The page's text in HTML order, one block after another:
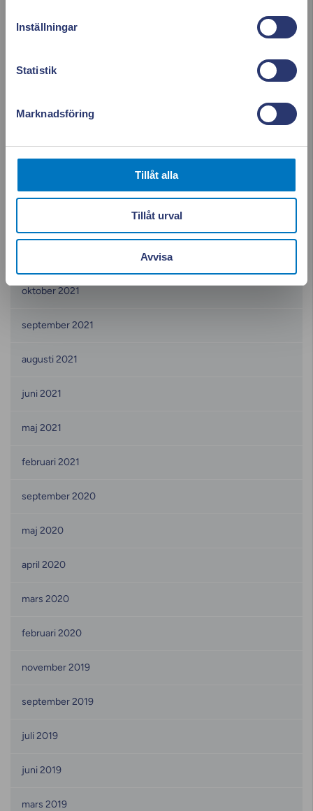
Inställningar
Statistik
Marknadsföring
Tillåt alla
Tillåt urval
Avvisa
mars 2022
oktober 2021
september 2021
augusti 2021
juni 2021
maj 2021
februari 2021
september 2020
maj 2020
april 2020
mars 2020
februari 2020
november 2019
september 2019
juli 2019
juni 2019
mars 2019
Se vad som drar el i realtid. Använd elen smartare och
sänk dina kostnader.
Läs mer & ladda ner appen!